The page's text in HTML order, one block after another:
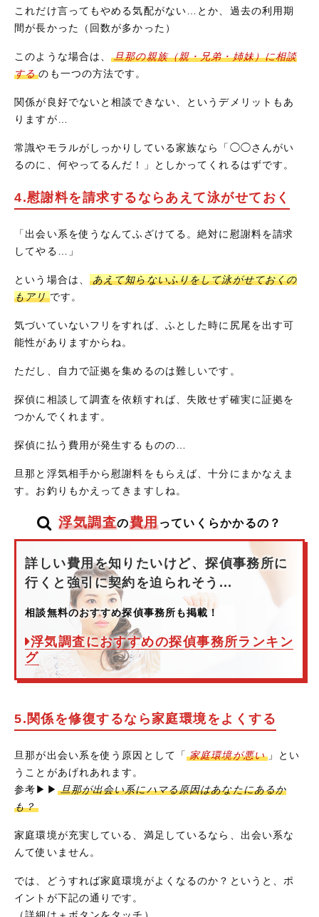
これだけ言ってもやめる気配がない…とか、過去の利用期
間が長かった（回数が多かった）
このような場合は、 旦那の親族（親・兄弟・姉妹）に相談
する のも一つの方法です。
関係が良好でないと相談できない、というデメリットもあ
りますが…
常識やモラルがしっかりしている家族なら「◯◯さんがい
るのに、何やってるんだ！」としかってくれるはずです。
4.慰謝料を請求するならあえて泳がせておく
「出会い系を使うなんてふざけてる。絶対に慰謝料を請求
してやる…」
という場合は、
あえて知らないふりをして泳がせておくの
もアリ です。
気づいていないフリをすれば、ふとした時に尻尾を出す可
能性がありますからね。
ただし、自力で証拠を集めるのは難しいです。
探偵に相談して調査を依頼すれば、失敗せず確実に証拠を
つかんでくれます。
探偵に払う費用が発生するものの…
旦那と浮気相手から慰謝料をもらえば、十分にまかなえま
す。お釣りもかえってきますしね。
浮気調査の費用っていくらかかるの？
詳しい費用を知りたいけど、探偵事務所に
行くと強引に契約を迫られそう...
相談無料のおすすめ探偵事務所も掲載！
浮気調査におすすめの探偵事務所ランキン
グ
5.関係を修復するなら家庭環境をよくする
旦那が出会い系を使う原因として「 家庭環境が悪い 」とい
うことがあげれあれます。
参考▶▶ 旦那が出会い系にハマる原因はあなたにあるか
も？
家庭環境が充実している、満足しているなら、出会い系な
んて使いません。
では、どうすれば家庭環境がよくなるのか？というと、ポ
イントが下記の通りです。
（詳細は＋ボタンをタッチ）